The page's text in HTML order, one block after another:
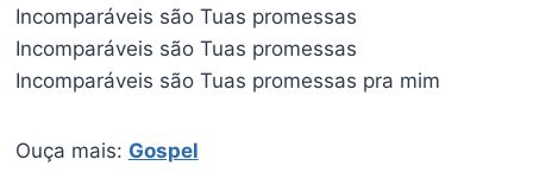
Incomparáveis são Tuas promessas
Incomparáveis são Tuas promessas
Incomparáveis são Tuas promessas pra mim
Ouça mais: Gospel